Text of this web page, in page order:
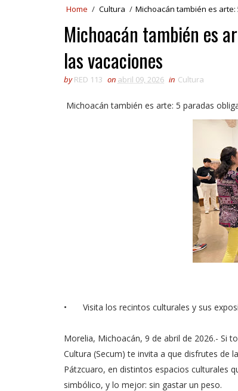
Home / Cultura / Michoacán también es
Michoacán también es
las vacaciones
by RED 113 on abril 09, 2026 in Cultura
Michoacán también es arte: 5 paradas
• Visita los recintos culturales y sus
Morelia, Michoacán, 9 de abril de 2026.- Si
Cultura (Secum) te invita a que disfrutes de
Pátzcuaro, en distintos espacios culturales
simbólico, y lo mejor: sin gastar un peso.